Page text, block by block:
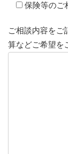
保険等のご
ご相談内容をご
算などご希望を